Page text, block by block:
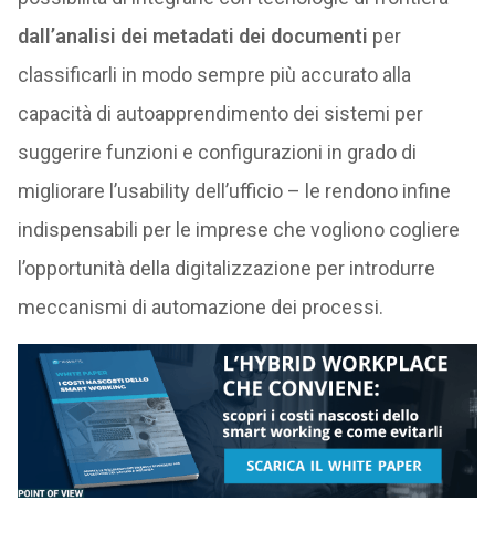
dall’analisi dei metadati dei documenti per
classificarli in modo sempre più accurato alla
capacità di autoapprendimento dei sistemi per
suggerire funzioni e configurazioni in grado di
migliorare l’usability dell’ufficio – le rendono infine
indispensabili per le imprese che vogliono cogliere
l’opportunità della digitalizzazione per introdurre
meccanismi di automazione dei processi.